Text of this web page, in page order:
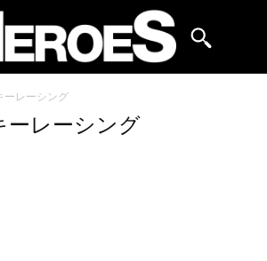
ーレーシング
ーレーシング